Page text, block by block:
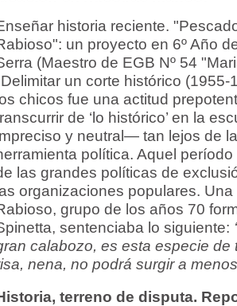
historia reciente.
un proyecto en 6º Año
(Maestro de EGB Nº 54
un corte histórico (1955-
chicos fue una actitud
de ‘lo histórico’ en la
y neutral— tan lejos de
política. Aquel
las grandes políticas de
organizaciones populares.
grupo de los años 70
sentenciaba lo siguiente:
calabozo, es esta especie de
nena, no podrá surgir a
terreno de disputa.